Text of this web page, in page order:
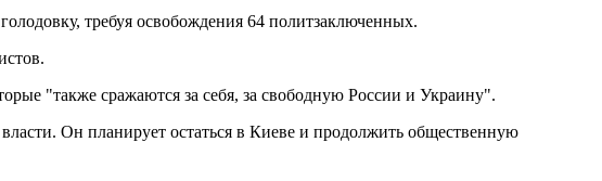
требуя освобождения 64 политзаключенных.
"также сражаются за себя, за свободную России и Украину".
Он планирует остаться в Киеве и продолжить общественную